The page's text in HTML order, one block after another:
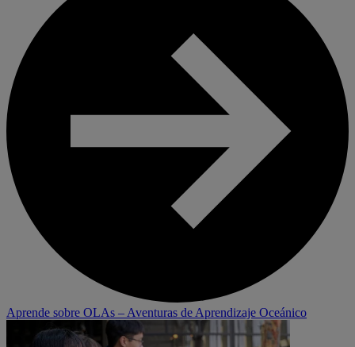
Aprende sobre OLAs – Aventuras de Aprendizaje Oceánico